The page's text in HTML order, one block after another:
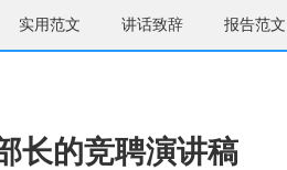
实用范文 讲话致辞 报告范文
长的竞聘演讲稿